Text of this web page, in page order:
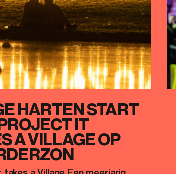
HARTEN START
IT
A VILLAGE OP